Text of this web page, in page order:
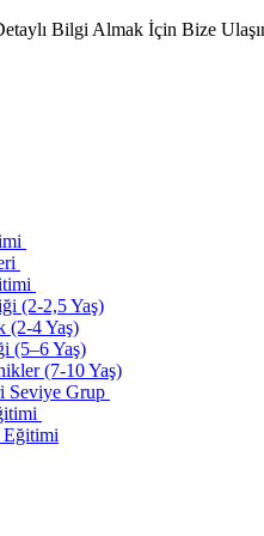
Bilgi Almak İçin Bize
(2-2,5 Yaş)
(2-4 Yaş)
(5–6 Yaş)
(7-10 Yaş)
Seviye Grup
Eğitimi